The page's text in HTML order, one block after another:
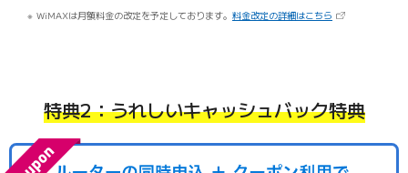
WiMAXは月額料金の改定を予定しております。 料金改定の詳細はこちら （新しいタブで
特典2：うれしいキャッシュバック特典